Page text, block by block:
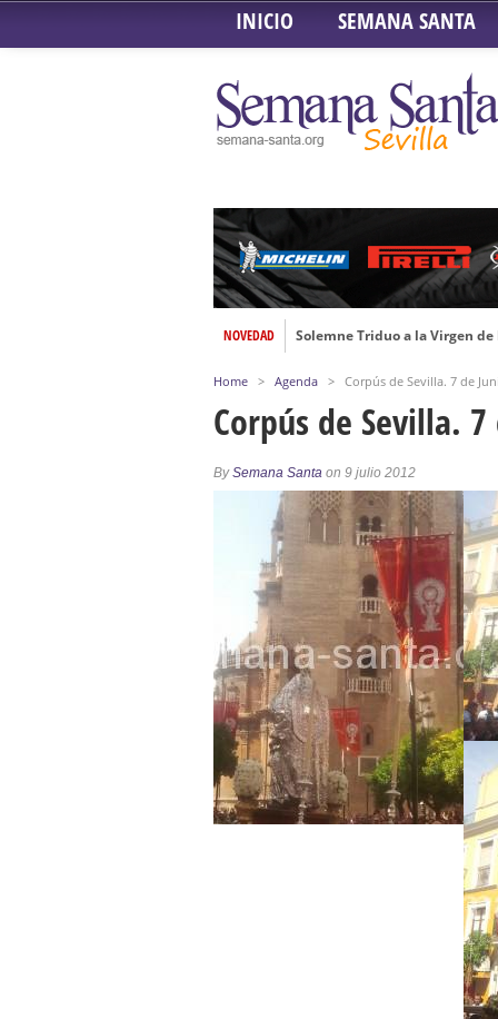
INICIO SEMANA SANTA
NOVEDAD
Solemne Triduo a la Virgen
Solemne y devoto Besamanos
Función Principal de Instituto
Besapié y Besamano en la
Gitanos: Besamanos del
Besamanos del Señor de la
Solemne y devoto Besapiés
Misa Solemne en honor a
Home > Agenda > Corpús de Sevilla. 7 de
Corpús de Sevilla.
BySemana Santa on 9 julio 2012